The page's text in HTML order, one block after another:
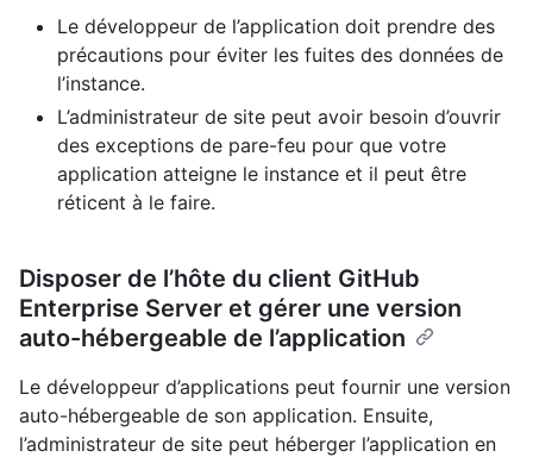
Le développeur de l’application doit prendre des
précautions pour éviter les fuites des données de
l’instance.
L’administrateur de site peut avoir besoin d’ouvrir
des exceptions de pare-feu pour que votre
application atteigne le instance et il peut être
réticent à le faire.
Disposer de l’hôte du client GitHub
Enterprise Server et gérer une version
auto-hébergeable de l’application
Le développeur d’applications peut fournir une version
auto-hébergeable de son application. Ensuite,
l’administrateur de site peut héberger l’application en